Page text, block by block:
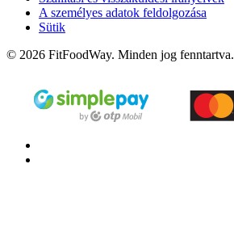
A személyes adatok feldolgozása
Sütik
© 2026 FitFoodWay. Minden jog fenntartva.